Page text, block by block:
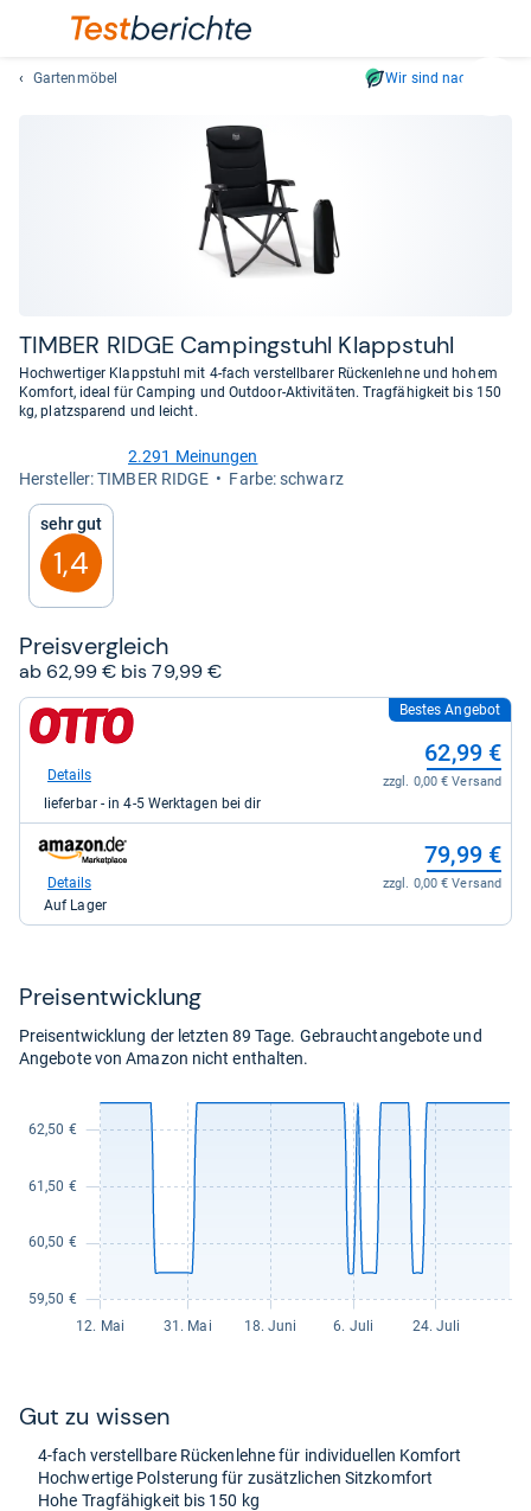
und
lassen
Gartenmöbel Wir sind nachhaltig
TIM­BER RIDGE Cam­ping­stuhl Klapp­stuhl
Hochwertiger Klappstuhl mit 4-fach verstellbarer Rückenlehne und hohem
Komfort, ideal für Camping und Outdoor-Aktivitäten. Tragfähigkeit bis 150
kg, platzsparend und leicht.
von
Sternen
2.291 Meinungen
Her­stel­ler: TIMBER RIDGE
Farbe: schwarz
Sehr gut
1,4
Preis­ver­gleich
ab 62,99 € bis 79,99 €
zum
Shop:
Otto.de
62,99
kaufen.
Bestes Angebot
62,99 €
zzgl. 0,00 € Versand
Details
lieferbar - in 4-5 Werktagen bei dir
zum
Shop:
Amazon.de
79,99 €
zzgl. 0,00 € Versand
Details
Auf Lager
Preis­ent­wick­lung
Preisentwicklung der letzten 89 Tage. Gebrauchtangebote und
Angebote von Amazon nicht enthalten.
Gut zu wis­sen
4-​fach ver­stell­bare Rücken­lehne für indi­vi­du­el­len Kom­fort
Hoch­wer­tige Pols­te­rung für zusätz­li­chen Sitz­kom­fort
Hohe Trag­fä­hig­keit bis 150 kg